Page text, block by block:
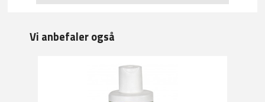
Vi anbefaler også